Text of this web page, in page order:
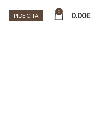
PIDE CITA
0 0.00€